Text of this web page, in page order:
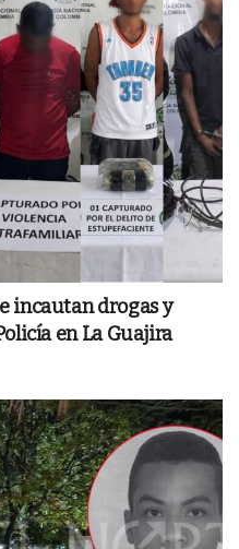
incautan drogas y
en La Guajira